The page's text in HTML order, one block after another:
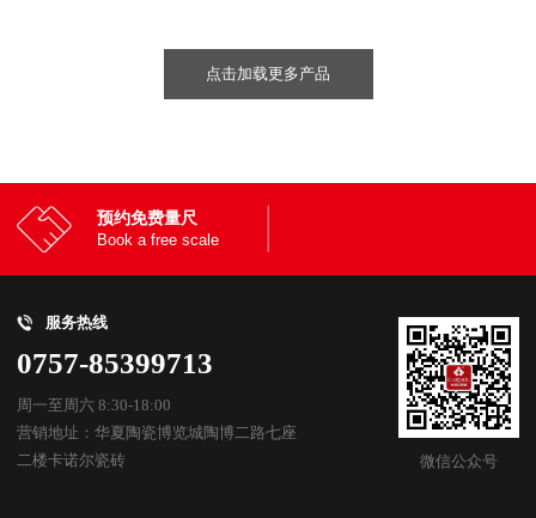
点击加载更多产品
预约免费量尺
Book a free scale
服务热线
0757-85399713
周一至周六 8:30-18:00
营销地址：华夏陶瓷博览城陶博二路七座
二楼卡诺尔瓷砖
微信公众号